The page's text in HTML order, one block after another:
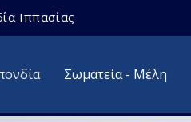
Ιππασίας
Σωματεία - Μέλη